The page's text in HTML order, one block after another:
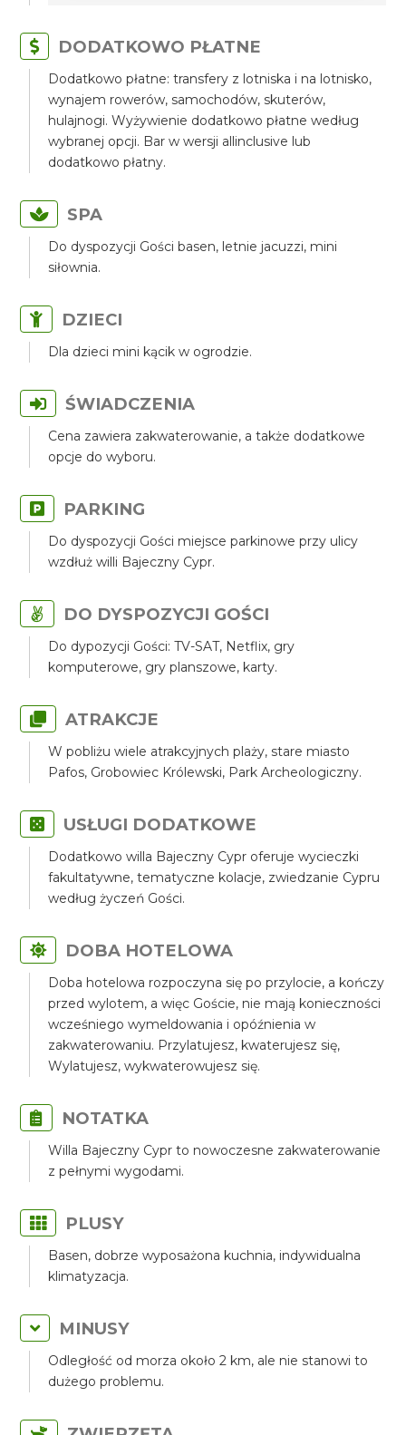
DODATKOWO PŁATNE
Dodatkowo płatne: transfery z lotniska i na lotnisko,
wynajem rowerów, samochodów, skuterów,
hulajnogi. Wyżywienie dodatkowo płatne według
wybranej opcji. Bar w wersji allinclusive lub
dodatkowo płatny.
SPA
Do dyspozycji Gości basen, letnie jacuzzi, mini
siłownia.
DZIECI
Dla dzieci mini kącik w ogrodzie.
ŚWIADCZENIA
Cena zawiera zakwaterowanie, a także dodatkowe
opcje do wyboru.
PARKING
Do dyspozycji Gości miejsce parkinowe przy ulicy
wzdłuż willi Bajeczny Cypr.
DO DYSPOZYCJI GOŚCI
Do dypozycji Gości: TV-SAT, Netflix, gry
komputerowe, gry planszowe, karty.
ATRAKCJE
W pobliżu wiele atrakcyjnych plaży, stare miasto
Pafos, Grobowiec Królewski, Park Archeologiczny.
USŁUGI DODATKOWE
Dodatkowo willa Bajeczny Cypr oferuje wycieczki
fakultatywne, tematyczne kolacje, zwiedzanie Cypru
według życzeń Gości.
DOBA HOTELOWA
Doba hotelowa rozpoczyna się po przylocie, a kończy
przed wylotem, a więc Goście, nie mają konieczności
wcześniego wymeldowania i opóźnienia w
zakwaterowaniu. Przylatujesz, kwaterujesz się,
Wylatujesz, wykwaterowujesz się.
NOTATKA
Willa Bajeczny Cypr to nowoczesne zakwaterowanie
z pełnymi wygodami.
PLUSY
Basen, dobrze wyposażona kuchnia, indywidualna
klimatyzacja.
MINUSY
Odległość od morza około 2 km, ale nie stanowi to
dużego problemu.